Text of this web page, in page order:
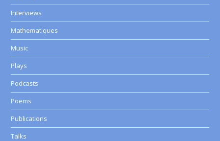
Interviews
Mathematiques
Music
Plays
Podcasts
Poems
Publications
Talks